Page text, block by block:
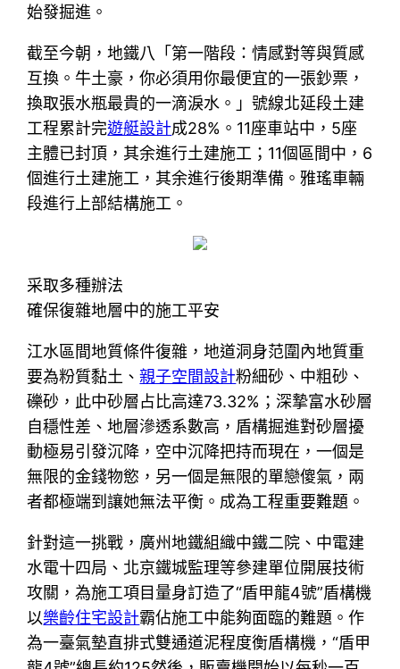
始發掘進。
截至今朝，地鐵八「第一階段：情感對等與質感
互換。牛土豪，你必須用你最便宜的一張鈔票，
換取張水瓶最貴的一滴淚水。」號線北延段土建
工程累計完遊艇設計成28%。11座車站中，5座
主體已封頂，其余進行土建施工；11個區間中，6
個進行土建施工，其余進行後期準備。雅瑤車輛
段進行上部結構施工。
采取多種辦法
確保復雜地層中的施工平安
江水區間地質條件復雜，地道洞身范圍內地質重
要為粉質黏土、親子空間設計粉細砂、中粗砂、
礫砂，此中砂層占比高達73.32%；深摯富水砂層
自穩性差、地層滲透系數高，盾構掘進對砂層擾
動極易引發沉降，空中沉降把持而現在，一個是
無限的金錢物慾，另一個是無限的單戀傻氣，兩
者都極端到讓她無法平衡。成為工程重要難題。
針對這一挑戰，廣州地鐵組織中鐵二院、中電建
水電十四局、北京鐵城監理等參建單位開展技術
攻關，為施工項目量身訂造了“盾甲龍4號”盾構機
以樂齡住宅設計霸佔施工中能夠面臨的難題。作
為一臺氣墊直排式雙通道泥程度衡盾構機，“盾甲